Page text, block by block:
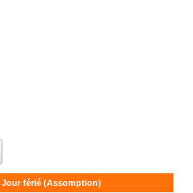
Jour férié (Assomption)